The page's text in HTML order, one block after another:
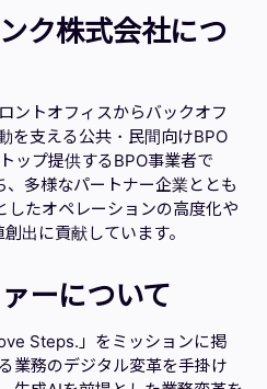
ク株式会社につ
ントオフィスからバックオフ
を支える公共・民間向けBPO
ップ提供するBPO事業者で
多様なパートナー企業ととも
したオペレーションの高度化や
出に貢献しています。
ーについて
Steps.」をミッションに掲
業務のデジタル変革を手掛け